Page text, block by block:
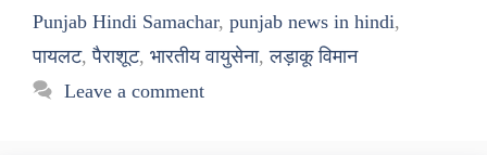
Punjab Hindi Samachar, punjab news in hindi,
पायलट,पैराशूट, भारतीय वायुसेना,लड़ाकू विमान
Leave a comment